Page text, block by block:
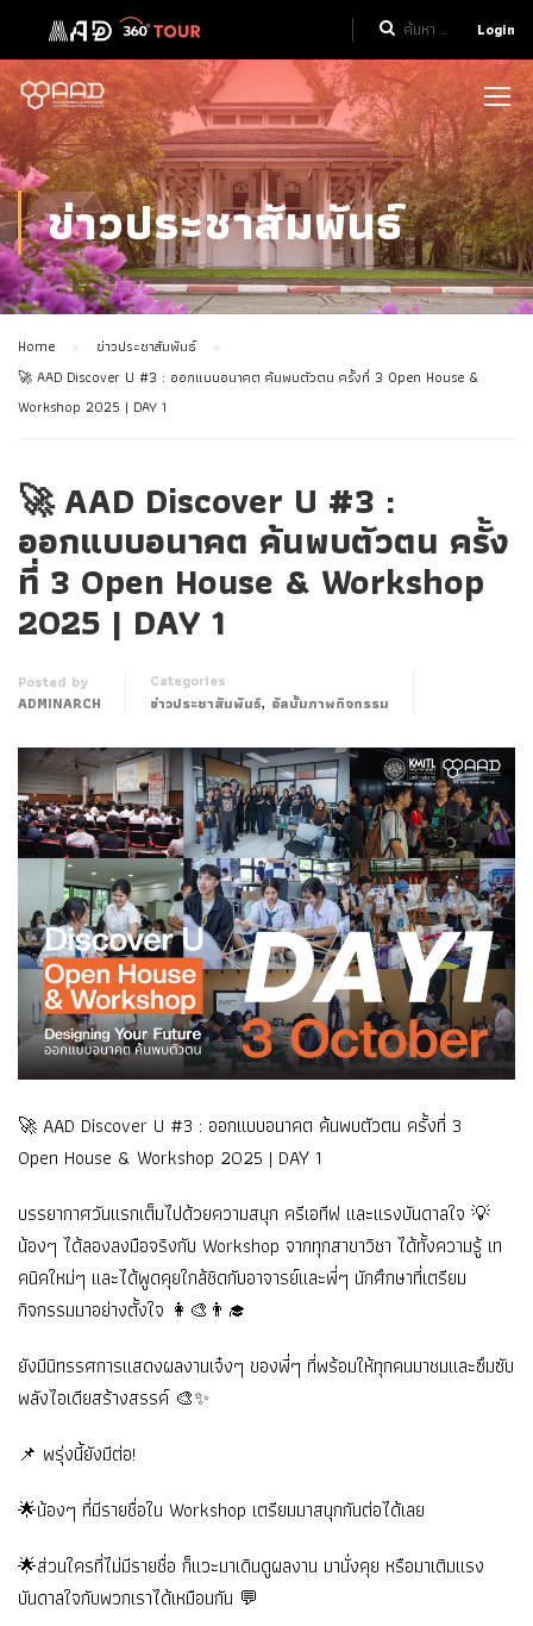
Login
ข่าวประชาสัมพันธ์
Home
ข่าวประชาสัมพันธ์
🚀 AAD Discover U #3 : ออกแบบอนาคต ค้นพบตัวตน ครั้งที่ 3 Open House &
Workshop 2025 | DAY 1
🚀 AAD Discover U #3 :
ออกแบบอนาคต ค้นพบตัวตน ครั้ง
ที่ 3 Open House & Workshop
2025 | DAY 1
Posted by
ADMINARCH
Categories
ข่าวประชาสัมพันธ์, อัลบั้มภาพกิจกรรม
🚀 AAD Discover U #3 : ออกแบบอนาคต ค้นพบตัวตน ครั้งที่ 3
Open House & Workshop 2025 | DAY 1
บรรยากาศวันแรกเต็มไปด้วยความสนุก ครีเอทีฟ และแรงบันดาลใจ 💡
น้องๆ ได้ลองลงมือจริงกับ Workshop จากทุกสาขาวิชา ได้ทั้งความรู้ เท
คนิคใหม่ๆ และได้พูดคุยใกล้ชิดกับอาจารย์และพี่ๆ นักศึกษาที่เตรียม
กิจกรรมมาอย่างตั้งใจ 👩‍🎨👨‍🎓
ยังมีนิทรรศการแสดงผลงานเจ๋งๆ ของพี่ๆ ที่พร้อมให้ทุกคนมาชมและซึมซับ
พลังไอเดียสร้างสรรค์ 🎨✨
📌 พรุ่งนี้ยังมีต่อ!
🌟น้องๆ ที่มีรายชื่อใน Workshop เตรียมมาสนุกกันต่อได้เลย
🌟ส่วนใครที่ไม่มีรายชื่อ ก็แวะมาเดินดูผลงาน มานั่งคุย หรือมาเติมแรง
บันดาลใจกับพวกเราได้เหมือนกัน 💬